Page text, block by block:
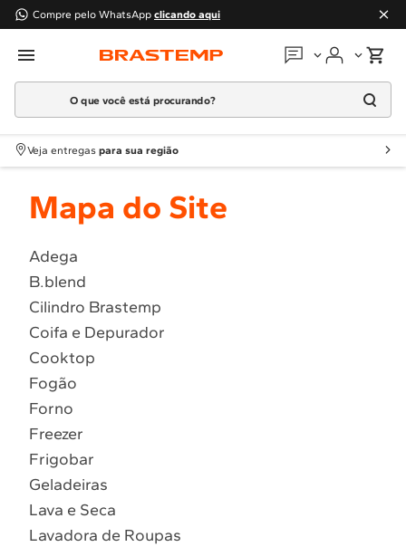
Compre pelo WhatsApp clicando aqui
Em que podemos
Atendimento Brastemp
Localizar assistência técnica
O que você está procurando?
Termos mais buscados
1º Geladeira
2
Fogao
4 º Lava Louça
5 º Cooktop
6º Microondas Brastemp
7º Forno
8º Embutir
9º Combos
Veja entregas para sua região
Mapa do Site
Adega
B.blend
Cilindro Brastemp
Coifa e Depurador
Cooktop
Fogão
Forno
Freezer
Frigobar
Geladeiras
Lava e Seca
Lavadora de Roupas